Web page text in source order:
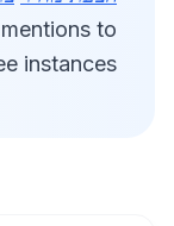
to
instances]